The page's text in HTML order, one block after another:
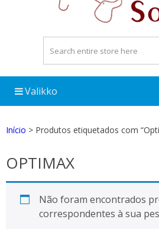
Valikko
Início > Produtos etiquetados com
OPTIMAX
Não foram encontrados
correspondentes à sua